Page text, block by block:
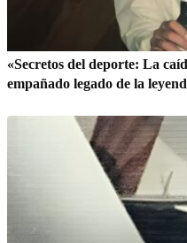
«Secretos del deporte: La
empañado legado de la